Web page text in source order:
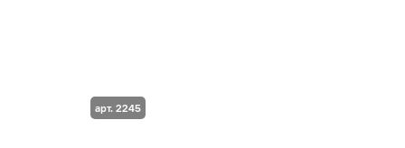
арт. 2245